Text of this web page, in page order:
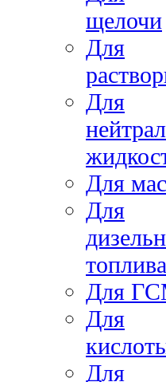
щелочи
Для
Для
Для
Для
топлива
Для
Для
Для